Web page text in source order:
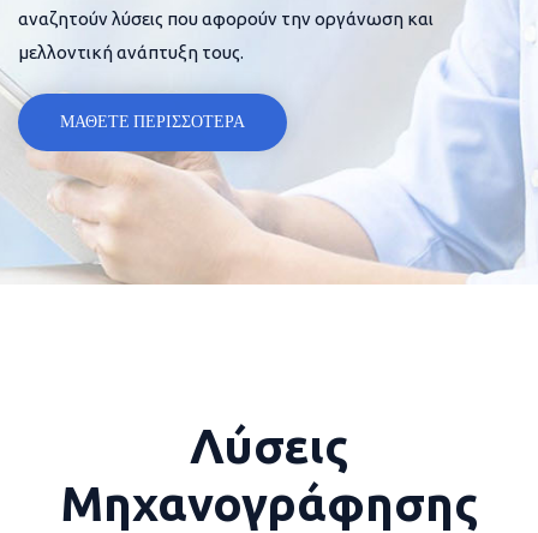
αναζητούν λύσεις που αφορούν την οργάνωση και
μελλοντική ανάπτυξη τους.
ΜΑΘΕΤΕ ΠΕΡΙΣΣΟΤΕΡΑ
Λύσεις
Μηχανογράφησης